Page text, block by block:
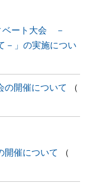
ベート大会 －
－」の実施につい
の開催について
開催について